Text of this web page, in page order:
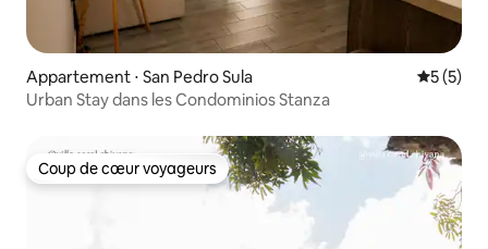
Appartement ⋅ San Pedro Sula
5 (5)
Urban Stay dans les Condominios Stanza
Coup de cœur voyageurs
Coup de cœur voyageurs